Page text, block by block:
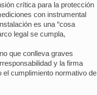
crítica para la protección
con instrumental
es una “cosa
legal se cumpla,
que conlleva graves
y la firma
el cumplimiento normativo de